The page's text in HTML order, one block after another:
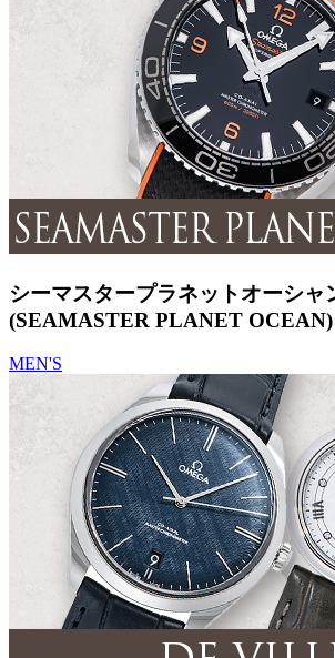
シーマスタープラネットオーシャ
(SEAMASTER PLANET OCEAN)
MEN'S